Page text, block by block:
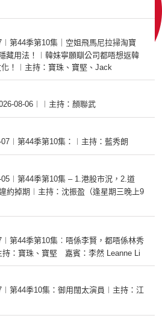
第44季第10集｜空姐飛馬尼拉掃淘寶
藏用法！︱韓妹寧願瞓公司都唔想返韓
！︱主持：寶珠、寶堅、Jack
08-06︱︱主持：顏聯武
07︱第44季第10集：︱主持：藍秀朗
05︱第44季第10集 – 1.港股市況，2.道
約掉期︱主持：沈振盈（逢星期三晚上9
第44季第10集︰唔係李賢，都唔係林秀
持：寶珠、寶堅 嘉賓：李然 Leanne Li
第44季10集：御用闊太演員︱主持：江